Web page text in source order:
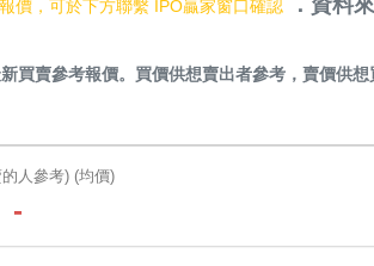
價，可於下方聯繫 IPO贏家窗口確認
．資料
買賣參考報價。買價供想賣出者參考，賣價供
人參考) (均價)
-